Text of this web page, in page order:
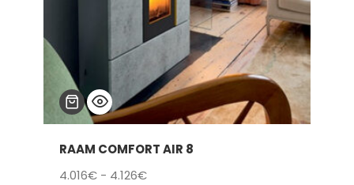
RAAM COMFORT AIR 8
4.016€ - 4.126€Rango